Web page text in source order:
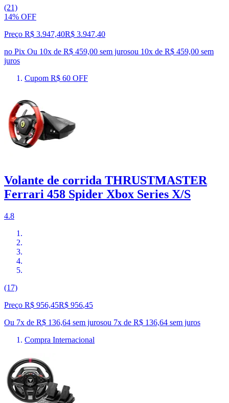
(21)
14% OFF
Preço R$ 3.947,40R$ 3.947,40
no Pix Ou 10x de R$ 459,00 sem jurosou 10x de R$ 459,00 sem
juros
Cupom R$ 60 OFF
Volante de corrida THRUSTMASTER
Ferrari 458 Spider Xbox Series X/S
4.8
(17)
Preço R$ 956,45R$ 956,45
Ou 7x de R$ 136,64 sem jurosou 7x de R$ 136,64 sem juros
Compra Internacional